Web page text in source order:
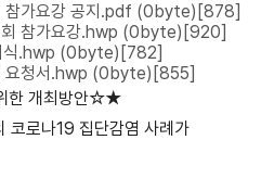
참가요강 공지.pdf (0byte) [878]
참가요강.hwp (0byte) [920]
식.hwp (0byte) [782]
요청서.hwp (0byte) [855]
한 개최방안☆★
코로나19 집단감염 사례가